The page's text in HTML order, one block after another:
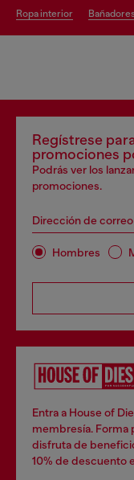
ropa interior
Regístrese
promociones
Podrás ver los
promociones.
Dirección de
Hombres
Entra a House of
membresía. Forma
disfruta de
10% de descuento